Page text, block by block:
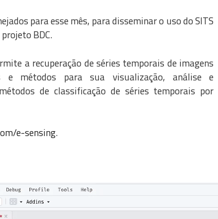
para esse mês, para disseminar o uso do SITS
BDC.
a recuperação de séries temporais de imagens
e métodos para sua visualização, análise e
de classificação de séries temporais por
e-sensing.